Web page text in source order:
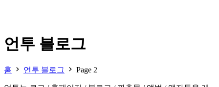
언투 블로그
홈 언투 블로그 Page 2